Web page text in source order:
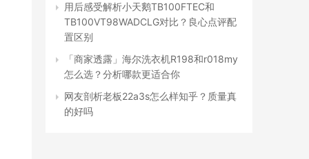
用后感受解析小天鹅TB100FTEC和
TB100VT98WADCLG对比？良心点评配
置区别
「商家透露」海尔洗衣机R198和r018my
怎么选？分析哪款更适合你
网友剖析老板22a3s怎么样知乎？质量真
的好吗